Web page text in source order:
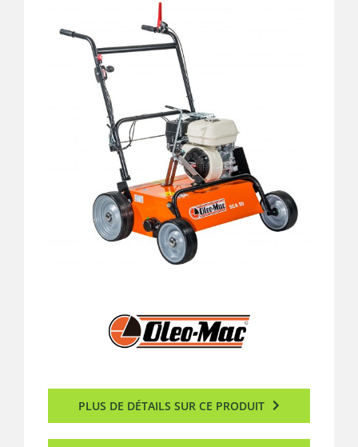
Notre entreprise
Nos catalogues
Nous contacter
PLUS DE DÉTAILS SUR CE PRODUIT